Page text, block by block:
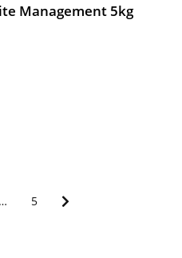
Management 5kg
… 5